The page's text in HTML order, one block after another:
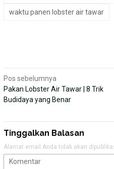
waktu panen lobster air tawar
Navigasi
pos
Pos sebelumnya
Pakan Lobster Air Tawar | 8 Trik
Budidaya yang Benar
Tinggalkan Balasan
Alamat email Anda tidak akan